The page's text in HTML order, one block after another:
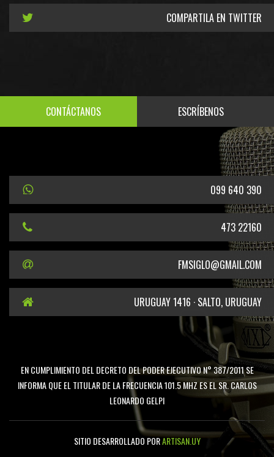
COMPARTILA EN TWITTER
CONTÁCTANOS ESCRÍBENOS
099 640 390
473 22160
FMSIGLO@GMAIL.COM
URUGUAY 1416 · SALTO, URUGUAY
EN CUMPLIMIENTO DEL DECRETO DEL PODER EJECUTIVO N° 387/2011 SE
INFORMA QUE EL TITULAR DE LA FRECUENCIA 101.5 MHZ ES EL SR. CARLOS
LEONARDO GELPI
SITIO DESARROLLADO PORARTISAN.UY